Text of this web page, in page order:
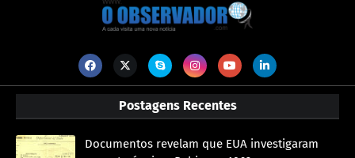
Postagens Recentes
Documentos revelam que EUA investigaram